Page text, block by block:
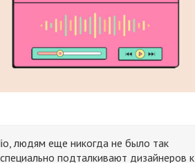
людям еще никогда не было так
подталкивают дизайнеров к